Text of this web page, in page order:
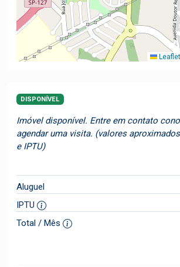
Leaflet
DISPONÍVEL
Imóvel disponível. Entre em contato
agendar uma visita. (valores
e IPTU)
Aluguel
IPTU
Total / Mês